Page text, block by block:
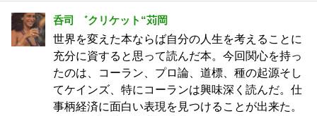
呑司 ゛クリケット“苅岡
世界を変えた本ならば自分の人生を考えることに
充分に資すると思って読んだ本。今回関心を持っ
たのは、コーラン、プロ論、道標、種の起源そし
てケインズ、特にコーランは興味深く読んだ。仕
事柄経済に面白い表現を見つけることが出来た。